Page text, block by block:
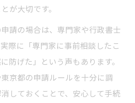
が大切です。
請の場合は、専門家や行政書士
際に「専門家に事前相談したこ
防げた」という声もあります。
京都の申請ルールを十分に調
しておくことで、安心して手続